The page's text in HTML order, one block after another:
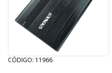
CÓDIGO: 11966